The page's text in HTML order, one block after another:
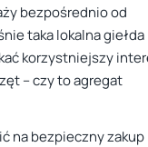
bezpośrednio od
taka lokalna giełda
korzystniejszy
– czy to agregat
na bezpieczny zakup